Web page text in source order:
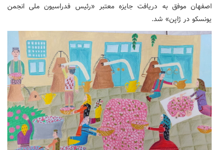
اصفهان موفق به دریافت جایزه معتبر «رئیس فدراسیون ملی انجمن
یونسکو در ژاپن» شد.